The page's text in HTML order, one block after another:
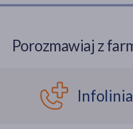
Porozmawiaj z